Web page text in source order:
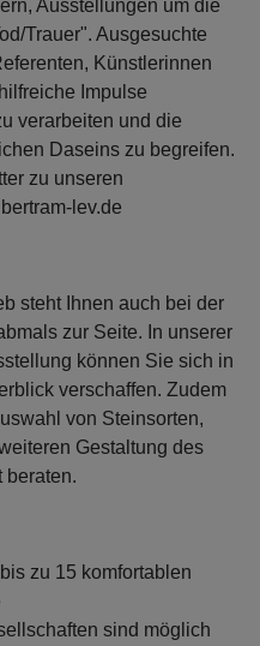
Ausstellungen um die
Trauer". Ausgesuchte
Künstlerinnen
Impulse
verarbeiten und die
Daseins zu begreifen.
zu unseren
lev.de
steht Ihnen auch bei der
zur Seite. In unserer
können Sie sich in
verschaffen. Zudem
von Steinsorten,
Gestaltung des
beraten.
zu 15 komfortablen
sind möglich